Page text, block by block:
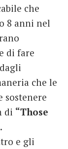
che
8 anni nel
di fare
che le
sostenere
di “Those
e gli